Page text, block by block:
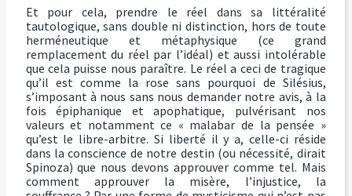
Et pour cela, prendre le réel dans sa littéralité
tautologique, sans double ni distinction, hors de toute
herméneutique et métaphysique (ce grand
remplacement du réel par l’idéal) et aussi intolérable
que cela puisse nous paraître. Le réel a ceci de tragique
qu’il est comme la rose sans pourquoi de Silésius,
s’imposant à nous sans nous demander notre avis, à la
fois épiphanique et apophatique, pulvérisant nos
valeurs et notamment ce « malabar de la pensée »
qu’est le libre-arbitre. Si liberté il y a, celle-ci réside
dans la conscience de notre destin (ou nécessité, dirait
Spinoza) que nous devons approuver comme tel. Mais
comment approuver la misère, l’injustice, la